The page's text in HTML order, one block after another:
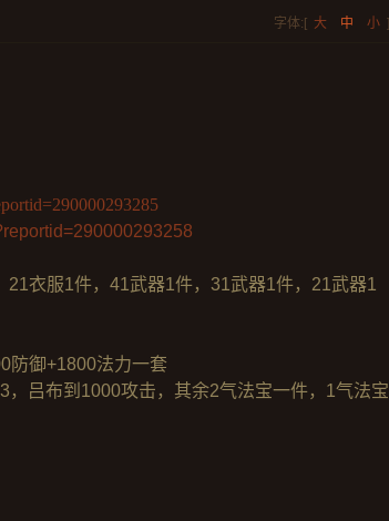
字体:[ 大 中 小 ]
衣服1件，41武器1件，31武器1件，21武器1
防御+1800法力一套
，吕布到1000攻击，其余2气法宝一件，1气法宝